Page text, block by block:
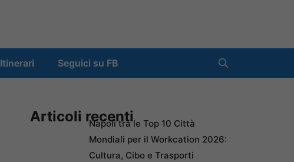
Itinerari Seguici su FB
Articoli recentiNapoli tra le Top 10 Città
Mondiali per il Workcation 2026:
Cultura, Cibo e Trasporti